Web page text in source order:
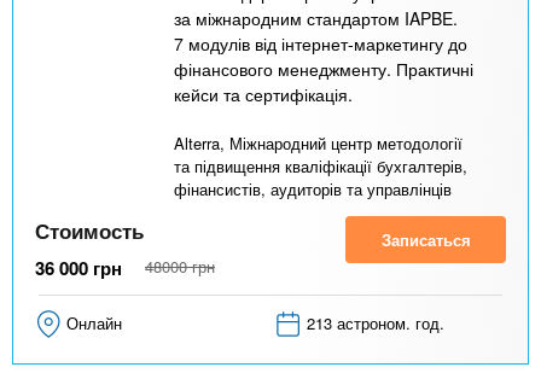
за міжнародним стандартом IAPBE.
7 модулів від інтернет-маркетингу до
фінансового менеджменту. Практичні
кейси та сертифікація.
Alterra, Міжнародний центр методології
та підвищення кваліфікації бухгалтерів,
фінансистів, аудиторів та управлінців
Стоимость
36 000 грн 48000 грн
Записаться
Онлайн 213 астроном. год.